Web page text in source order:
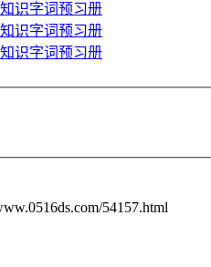
54157.html